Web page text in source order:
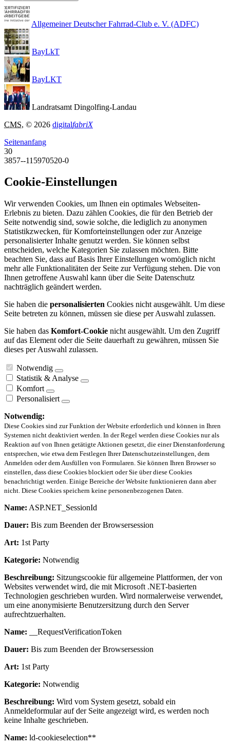
Allgemeiner Deutscher Fahrrad-Club e. V. (ADFC)
BayLkT
BayLKT
Landratsamt Dingolfing-Landau
CMS, © 2026 digitalfabriX
Seitenanfang
30
3857--115970520-0
Cookie-Einstellungen
Wir verwenden Cookies, um Ihnen ein optimales Webseiten-
Erlebnis zu bieten. Dazu zählen Cookies, die für den Betrieb der
Seite notwendig sind, sowie solche, die lediglich zu anonymen
Statistikzwecken, für Komforteinstellungen oder zur Anzeige
personalisierter Inhalte genutzt werden. Sie können selbst
entscheiden, welche Kategorien Sie zulassen möchten. Bitte
beachten Sie, dass auf Basis Ihrer Einstellungen womöglich nicht
mehr alle Funktionalitäten der Seite zur Verfügung stehen. Die von
Ihnen getroffene Auswahl kann über die Seite Datenschutz
nachträglich geändert werden.
Sie haben die personalisierten Cookies nicht ausgewählt. Um diese
Seite betreten zu können, müssen sie diese per Auswahl zulassen.
Sie haben das Komfort-Cookie nicht ausgewählt. Um den Zugriff
auf das Element oder die Seite dauerhaft zu gewähren, müssen Sie
dieses per Auswahl zulassen.
Notwendig
Statistik & Analyse
Komfort
Personalisiert
Notwendig:
Diese Cookies sind zur Funktion der Website erforderlich und können in Ihren
Systemen nicht deaktiviert werden. In der Regel werden diese Cookies nur als
Reaktion auf von Ihnen getätigte Aktionen gesetzt, die einer Dienstanforderung
entsprechen, wie etwa dem Festlegen Ihrer Datenschutzeinstellungen, dem
Anmelden oder dem Ausfüllen von Formularen. Sie können Ihren Browser so
einstellen, dass diese Cookies blockiert oder Sie über diese Cookies
benachrichtigt werden. Einige Bereiche der Website funktionieren dann aber
nicht. Diese Cookies speichern keine personenbezogenen Daten.
Name: ASP.NET_SessionId
Dauer: Bis zum Beenden der Browsersession
Art: 1st Party
Kategorie: Notwendig
Beschreibung: Sitzungscookie für allgemeine Plattformen, der von
Websites verwendet wird, die mit Microsoft .NET-basierten
Technologien geschrieben wurden. Wird normalerweise verwendet,
um eine anonymisierte Benutzersitzung durch den Server
aufrechtzuerhalten.
Name: __RequestVerificationToken
Dauer: Bis zum Beenden der Browsersession
Art: 1st Party
Kategorie: Notwendig
Beschreibung: Wird vom System gesetzt, sobald ein
Anmeldeformular auf der Seite angezeigt wird, es werden noch
keine Inhalte geschrieben.
Name: ld-cookieselection**